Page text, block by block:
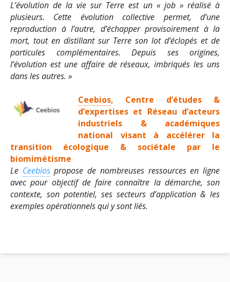
L’évolution de la vie sur Terre est un « job » réalisé à
plusieurs. Cette évolution collective permet, d’une
reproduction à l’autre, d’échapper provisoirement à la
mort, tout en distillant sur Terre son lot d’éclopés et de
particules complémentaires. Depuis ses origines,
l’évolution est une affaire de réseaux, imbriqués les uns
dans les autres. »
Ceebios, Centre d’études &
d’expertises et Réseau d’acteurs
industriels & académiques
national visant à accélérer la
transition écologique & sociétale par le
biomimétisme
Le Ceebiospropose de nombreuses ressources en ligne
avec pour objectif de faire connaître la démarche, son
contexte, son potentiel, ses secteurs d’application & les
exemples opérationnels qui y sont liés.